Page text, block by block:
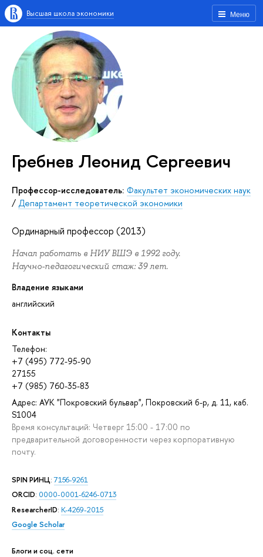
Меню
Высшая школа экономики
Гребнев Леонид Сергеевич
Профессор-исследователь: Факультет экономических наук
/ Департамент теоретической экономики
Ординарный профессор (2013)
Начал работать в НИУ ВШЭ в 1992 году.
Научно-педагогический стаж: 39 лет.
Владение языками
английский
Контакты
Телефон:
+7 (495) 772-95-90
27155
+7 (985) 760-35-83
Адрес: АУК "Покровский бульвар", Покровский б-р, д. 11, каб.
S1004
Время консультаций: Четверг 15:00 - 17:00 по
предварительной договоренности через корпоративную
почту.
SPIN РИНЦ:7156-9261
ORCID: 0000-0001-6246-0713
ResearcherID: K-4269-2015
Google Scholar
Блоги и соц. сети